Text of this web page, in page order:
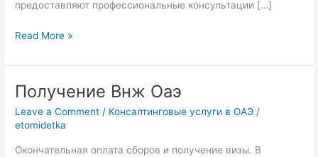
предоставляют профессиональные консультации […]
Read More »
Получение Внж Оаэ
Leave a Comment / Консалтинговые услуги в ОАЭ /
etomidetka
Окончательная оплата сборов и получение визы. В
Получение
Оаэ